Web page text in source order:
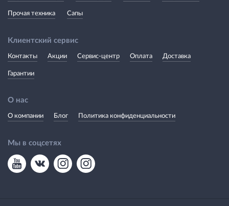
Прочая техника Сапы
Клиентский сервис
Контакты Акции Сервис-центр Оплата Доставка
Гарантии
О нас
О компании Блог Политика конфиденциальности
Мы в соцсетях